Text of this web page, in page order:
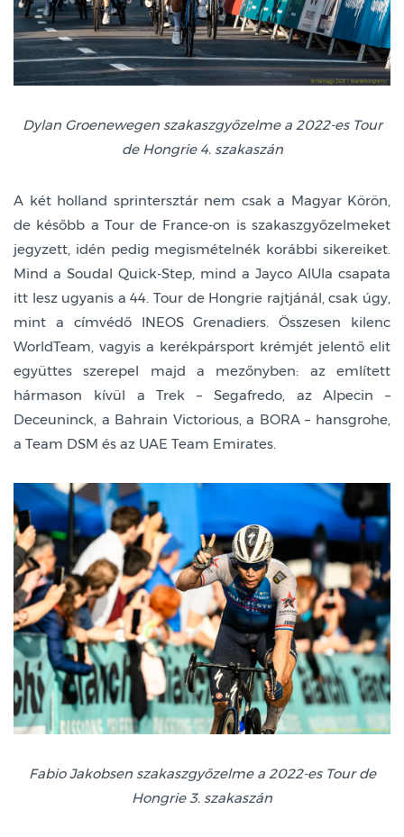
Dylan Groenewegen szakaszgyőzelme a 2022-es Tour
de Hongrie 4. szakaszán
A két holland sprintersztár nem csak a Magyar Körön,
de később a Tour de France-on is szakaszgyőzelmeket
jegyzett, idén pedig megismételnék korábbi sikereiket.
Mind a Soudal Quick-Step, mind a Jayco AlUla csapata
itt lesz ugyanis a 44. Tour de Hongrie rajtjánál, csak úgy,
mint a címvédő INEOS Grenadiers. Összesen kilenc
WorldTeam, vagyis a kerékpársport krémjét jelentő elit
együttes szerepel majd a mezőnyben: az említett
hármason kívül a Trek – Segafredo, az Alpecin –
Deceuninck, a Bahrain Victorious, a BORA – hansgrohe,
a Team DSM és az UAE Team Emirates.
Fabio Jakobsen szakaszgyőzelme a 2022-es Tour de
Hongrie 3. szakaszán